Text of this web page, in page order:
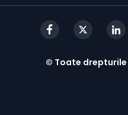
© Toate drepturile